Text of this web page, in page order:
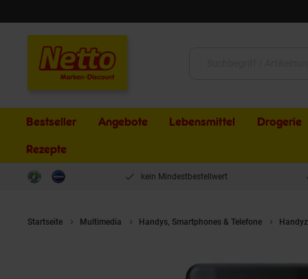
Bestseller Angebote Lebensmittel Drogerie
Rezepte
kein Mindestbestellwert
Startseite Multimedia Handys, Smartphones & Telefone